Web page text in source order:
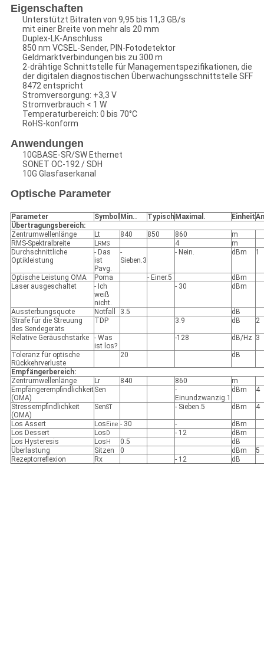
Eigenschaften
Unterstützt Bitraten von 9,95 bis 11,3 GB/s
mit einer Breite von mehr als 20 mm
Duplex-LK-Anschluss
850 nm VCSEL-Sender, PIN-Fotodetektor
Geldmarktverbindungen bis zu 300 m
2-drähtige Schnittstelle für Managementspezifikationen, die
der digitalen diagnostischen Überwachungsschnittstelle SFF
8472 entspricht
Stromversorgung: +3,3 V
Stromverbrauch < 1 W
Temperaturbereich: 0 bis 70°C
RoHS-konform
Anwendungen
10GBASE-SR/SW Ethernet
SONET OC-192 / SDH
10G Glasfaserkanal
Optische Parameter
Parameter Symbol Min.. Typisch Maximal . Einheit
Übertragungsbereich:
Zentrumwellenlänge
Lt 840 850 860
m
RMS-Spektralbreite
LRMS 4
m
Durchschnittliche
Optikleistung
- Das
ist
Pavg.
-
Sieben.3
- Nein. dBm 1
Optische Leistung OMA Poma - Einer.5
dBm
Laser ausgeschaltet
- Ich
weiß
nicht.
- 30 dBm
Aussterbungsquote Notfall 3.5
dB
Strafe für die Streuung
des Sendegeräts
TDP 3.9 dB 2
Relative Geräuschstärke
- Was
ist los?
-128 dB/Hz 3
Toleranz für optische
Rückkehrverluste
20 dB
Empfängerbereich:
Zentrumwellenlänge
Lr 840 860
m
Empfängerempfindlichkeit
(OMA)
Sen
-
Einundzwanzig.1
dBm 4
Stressempfindlichkeit
(OMA)
SenST - Sieben.5 dBm 4
Los Assert Los Eine - 30 -
dBm
Los Dessert
Los D - 12
dBm
Los Hysteresis
Los H 0.5
dB
Überlastung
Sitzen 0 dBm
5
Rezeptorreflexion
Rx - 12 dB